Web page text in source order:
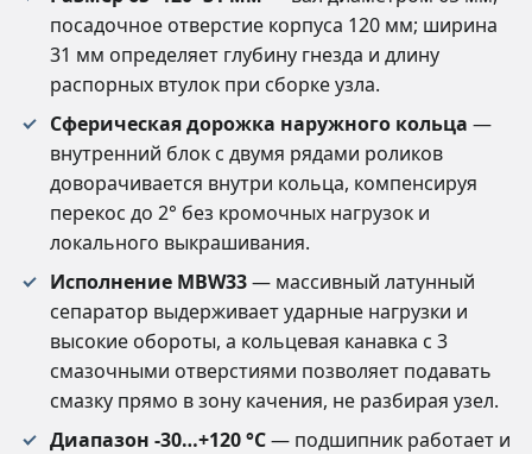
посадочное отверстие корпуса 120 мм; ширина
31 мм определяет глубину гнезда и длину
распорных втулок при сборке узла.
Сферическая дорожка наружного кольца —
внутренний блок с двумя рядами роликов
доворачивается внутри кольца, компенсируя
перекос до 2° без кромочных нагрузок и
локального выкрашивания.
Исполнение MBW33— массивный латунный
сепаратор выдерживает ударные нагрузки и
высокие обороты, а кольцевая канавка с 3
смазочными отверстиями позволяет подавать
смазку прямо в зону качения, не разбирая узел.
Диапазон -30…+120 °C— подшипник работает и